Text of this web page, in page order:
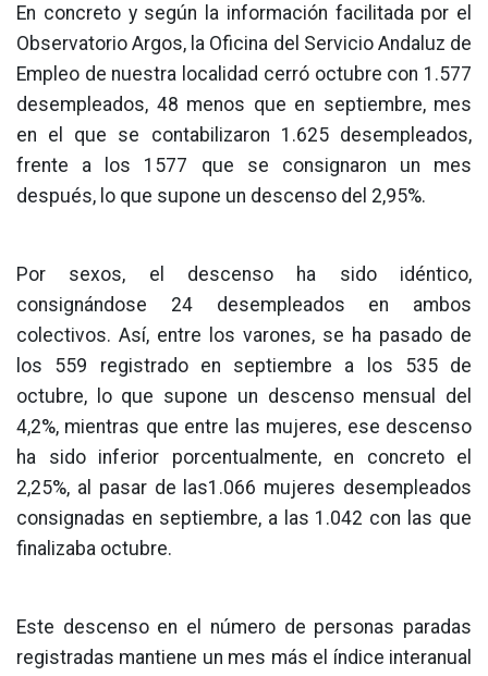
En concreto y según la información facilitada por el
Observatorio Argos, la Oficina del Servicio Andaluz de
Empleo de nuestra localidad cerró octubre con 1.577
desempleados, 48 menos que en septiembre, mes
en el que se contabilizaron 1.625 desempleados,
frente a los 1577 que se consignaron un mes
después, lo que supone un descenso del 2,95%.
Por sexos, el descenso ha sido idéntico,
consignándose 24 desempleados en ambos
colectivos. Así, entre los varones, se ha pasado de
los 559 registrado en septiembre a los 535 de
octubre, lo que supone un descenso mensual del
4,2%, mientras que entre las mujeres, ese descenso
ha sido inferior porcentualmente, en concreto el
2,25%, al pasar de las1.066 mujeres desempleados
consignadas en septiembre, a las 1.042 con las que
finalizaba octubre.
Este descenso en el número de personas paradas
registradas mantiene un mes más el índice interanual